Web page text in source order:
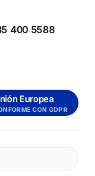
400 5588
Europea
CON GDPR